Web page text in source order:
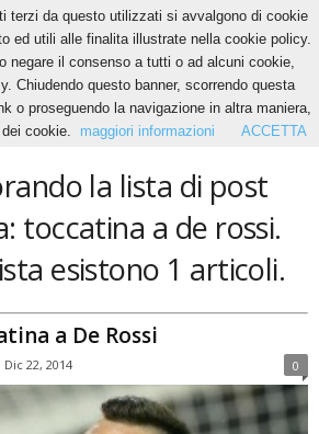
rossi
rossi
la lista di post
toccatina a de rossi.
esistono 1 articoli.
a De Rossi
Dic 22, 2014 0
terzi da questo utilizzati si avvalgono di cookie
ed utili alle finalita illustrate nella cookie policy.
negare il consenso a tutti o ad alcuni cookie,
Chiudendo questo banner, scorrendo questa
o proseguendo la navigazione in altra maniera,
cookie.
maggiori informazioni ACCETTA